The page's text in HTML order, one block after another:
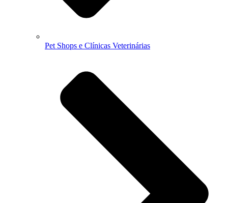
Pet Shops e Clínicas Veterinárias